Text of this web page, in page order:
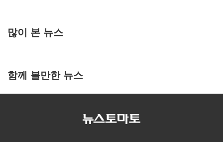
많이 본 뉴스
함께 볼만한 뉴스